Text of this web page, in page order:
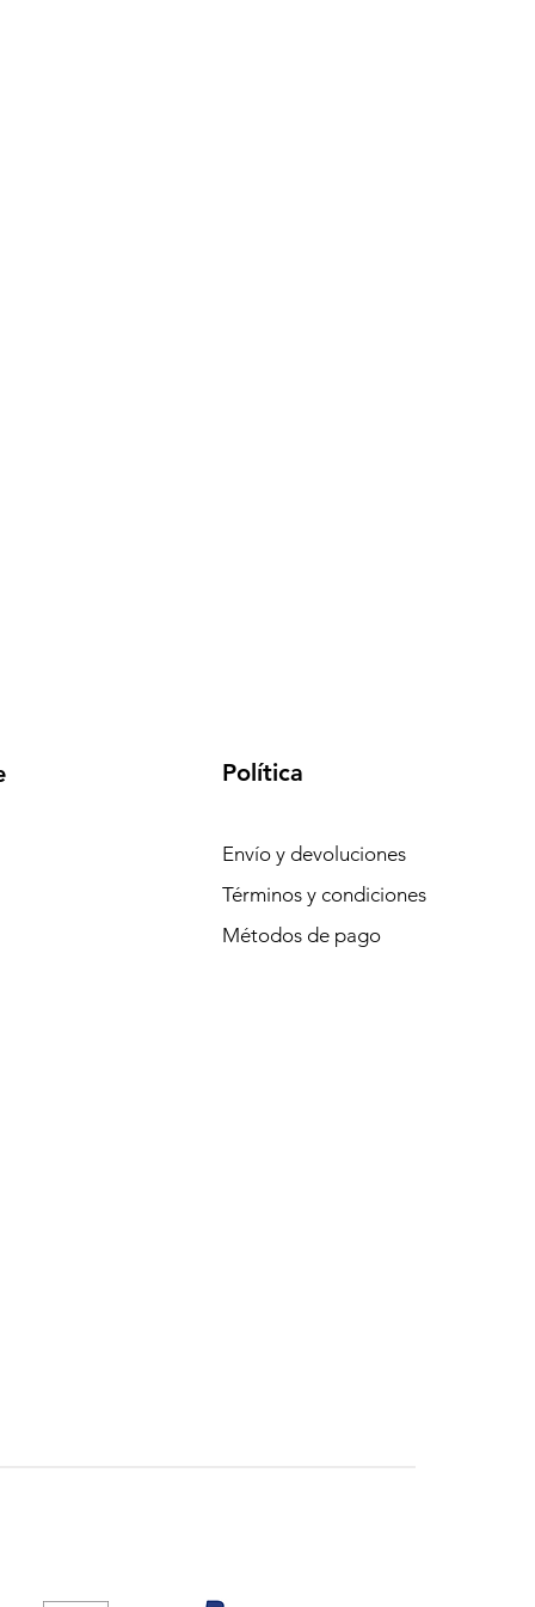
Política
Envío y devoluciones
Términos y condiciones
Métodos de pago